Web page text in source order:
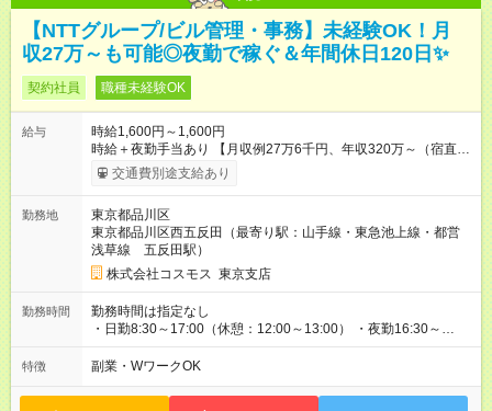
【NTTグループ/ビル管理・事務】未経験OK！月
収27万～も可能◎夜勤で稼ぐ＆年間休日120日✨
契約社員 職種未経験OK
給与
時給1,600円～1,600円
時給＋夜勤手当あり 【月収例27万6千円、年収320万～（宿直宿
明6回の場合）】 年収例：324万円/1年目 335万円/3年目
345万円/5年目 【試用期間】試用期間あり 試用期間の長
交通費別途支給あり
勤務地
東京都品川区
東京都品川区西五反田（最寄り駅：山手線・東急池上線・都営
浅草線 五反田駅）
株式会社コスモス 東京支店
勤務時間
勤務時間は指定なし
・日勤8:30～17:00（休憩：12:00～13:00） ・夜勤16:30～
9:30（休憩：18:00～19:00/6:00～7:00） 日勤→夜勤→休日→日
勤→日勤→夜勤→休日→休日（連休もあります） ・日勤9回・夜
合もあり！
特徴 副業・WワークOK